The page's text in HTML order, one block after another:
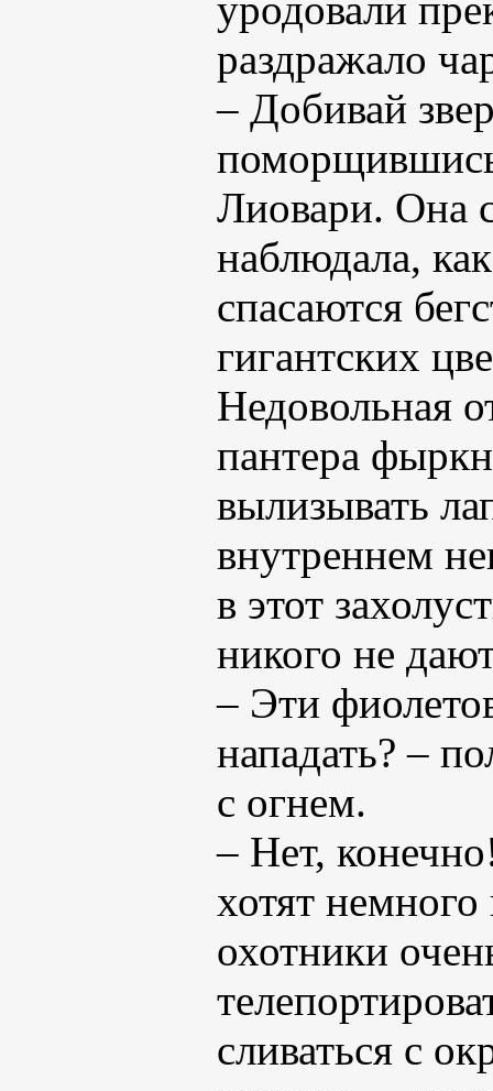
раздражало
– Добивай
Лиовари. Она с
наблюдала,
спасаются
гигантских
Недовольная
пантера
вылизывать
внутреннем
в этот
никого не
– Эти
нападать? –
с огнем.
– Нет,
хотят
охотники
сливаться с